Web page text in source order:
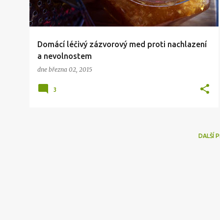
Domácí léčivý zázvorový med proti nachlazení
a nevolnostem
dne března 02, 2015
3
DALŠÍ